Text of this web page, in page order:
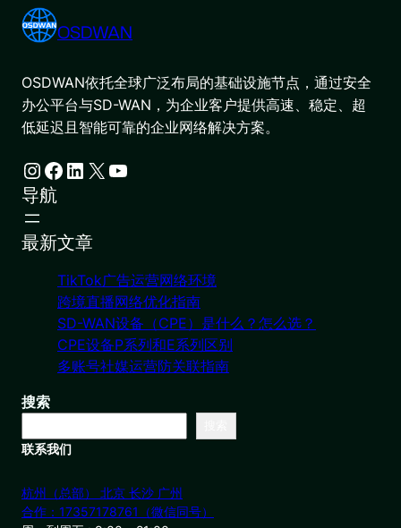
OSDWAN
OSDWAN依托全球广泛布局的基础设施节点，通过安全
办公平台与SD-WAN，为企业客户提供高速、稳定、超
低延迟且智能可靠的企业网络解决方案。
Instagram Facebook LinkedIn X YouTube
导航
最新文章
TikTok广告运营网络环境
跨境直播网络优化指南
SD-WAN设备（CPE）是什么？怎么选？
CPE设备P系列和E系列区别
多账号社媒运营防关联指南
搜索
联系我们
杭州（总部） 北京 长沙 广州
合作：17357178761（微信同号）